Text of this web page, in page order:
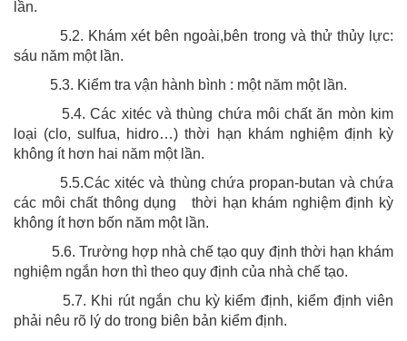
lần.
5.2. Khám xét bên ngoài,bên trong và thử thủy lực:
sáu năm một lần.
5.3. Kiểm tra vận hành bình : một năm một lần.
5.4. Các xitéc và thùng chứa môi chất ăn mòn kim
loại (clo, sulfua, hidro…) thời hạn khám nghiệm định kỳ
không ít hơn hai năm một lần.
5.5.Các xitéc và thùng chứa propan-butan và chứa
các môi chất thông dụng thời hạn khám nghiệm định kỳ
không ít hơn bốn năm một lần.
5.6. Trường hợp nhà chế tạo quy định thời hạn khám
nghiệm ngắn hơn thì theo quy định của nhà chế tạo.
5.7. Khi rút ngắn chu kỳ kiểm định, kiểm định viên
phải nêu rõ lý do trong biên bản kiểm định.